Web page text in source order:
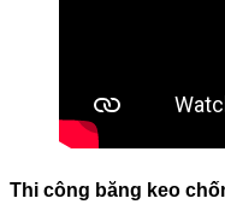
Thi công băng keo